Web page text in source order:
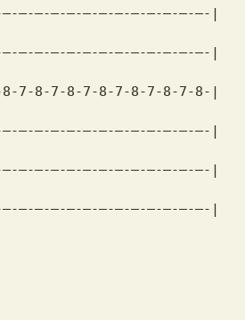
–-–-–-–-–-–-–-–-–-–-–-–-|
–-–-–-–-–-–-–-–-–-–-–-–-|
7-8-7-8-7-8-7-8-7-8-7-8-|
–-–-–-–-–-–-–-–-–-–-–-–-|
–-–-–-–-–-–-–-–-–-–-–-–-|
–-–-–-–-–-–-–-–-–-–-–-–-|